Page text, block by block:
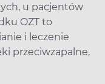
u pacjentów
OZT to
i leczenie
przeciwzapalne,